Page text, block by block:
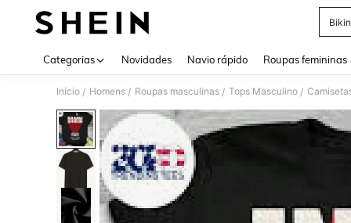
Categorias Novidades Navio rápido Roupas femininas
Início / Homens / Roupas masculinas / Tops Masculino /